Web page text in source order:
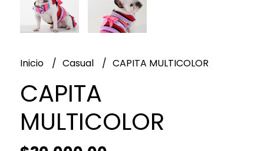
Inicio Casual CAPITA MULTICOLOR
CAPITA
MULTICOLOR